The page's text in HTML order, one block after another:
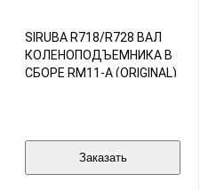
SIRUBA R718/R728 ВАЛ
КОЛЕНОПОДЪЕМНИКА В
СБОРЕ RM11-A (ORIGINAL)
Заказать